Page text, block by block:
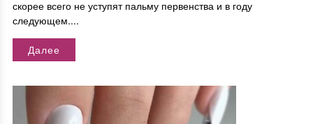
скорее всего не уступят пальму первенства и в году
следующем....
Далее